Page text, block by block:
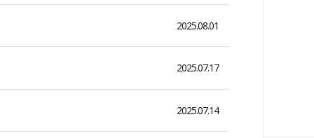
2025.08.01
2025.07.17
2025.07.14